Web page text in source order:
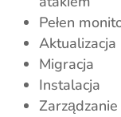
Pełen
Aktualizacja
Migracja
Instalacja